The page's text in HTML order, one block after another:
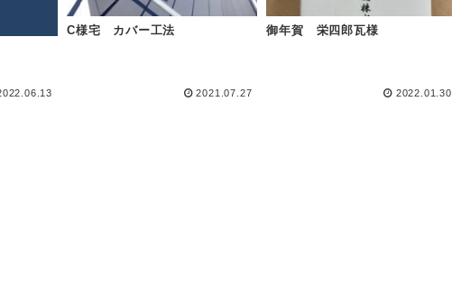
C様宅 カバー工法
2021.07.27
御年賀 栄四郎瓦様
2022.01.30